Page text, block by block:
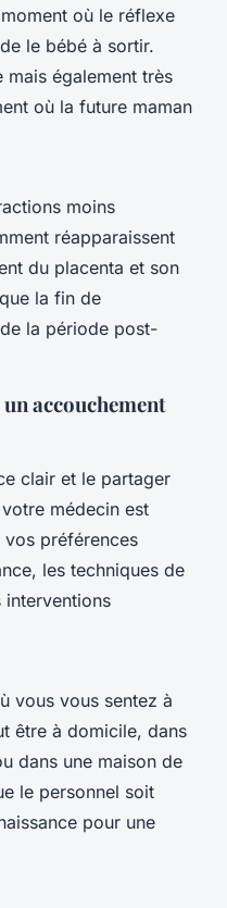
où le réflexe
le bébé à sortir.
mais également très
où la future maman
moins
réapparaissent
du placenta et son
la fin de
la période post-
accouchement
clair et le partager
médecin est
préférences
les techniques de
interventions
vous vous sentez à
être à domicile, dans
dans une maison de
le personnel soit
pour une